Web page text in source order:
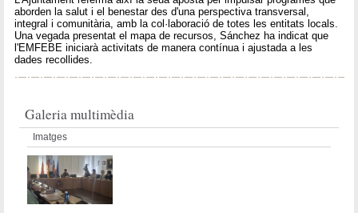
aborden la salut i el benestar des d'una perspectiva transversal,
integral i comunitària, amb la col·laboració de totes les entitats locals.
Una vegada presentat el mapa de recursos, Sánchez ha indicat que
l'EMFEBE iniciarà activitats de manera contínua i ajustada a les
dades recollides.
Galeria multimèdia
Imatges